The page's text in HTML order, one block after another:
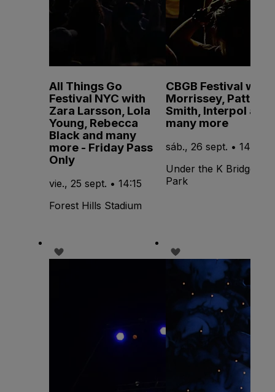
All Things Go
Festival NYC with
Zara Larsson, Lola
Young, Rebecca
Black and many
more - Friday Pass
Only
vie., 25 sept. • 14:15
Forest Hills Stadium
CBGB Festival with
Morrissey, Patti
Smith, Interpol and
many more
sáb., 26 sept. • 14:00
Under the K Bridge
Park